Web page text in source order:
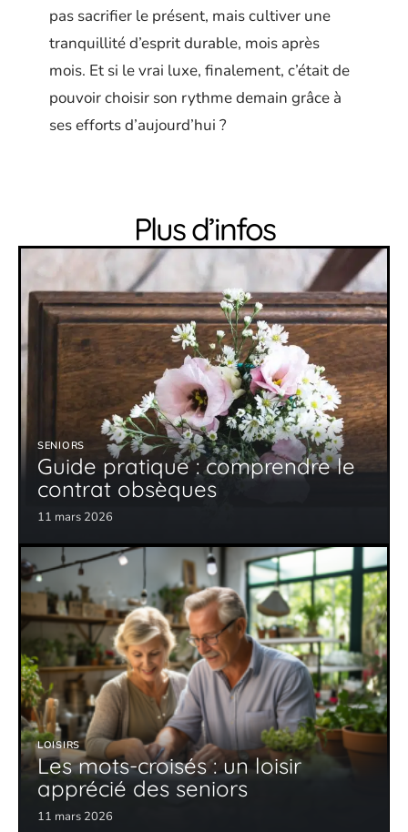
pas sacrifier le présent, mais cultiver une
tranquillité d’esprit durable, mois après
mois. Et si le vrai luxe, finalement, c’était de
pouvoir choisir son rythme demain grâce à
ses efforts d’aujourd’hui ?
Plus d’infos
SENIORS
Guide pratique : comprendre le
contrat obsèques
11 mars 2026
LOISIRS
Les mots-croisés : un loisir
apprécié des seniors
11 mars 2026